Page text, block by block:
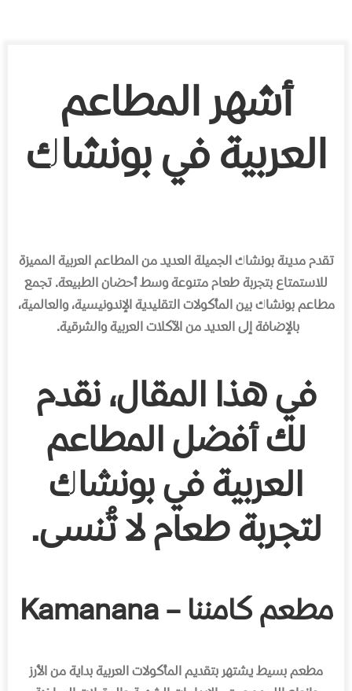
أشهر المطاعم
العربية في بونشاك
تقدم مدينة بونشاك الجميلة العديد من المطاعم العربية المميزة
للاستمتاع بتجربة طعام متنوعة وسط أحضان الطبيعة. تجمع
مطاعم بونشاك بين المأكولات التقليدية الإندونيسية، والعالمية،
بالإضافة إلى العديد من الآكلات العربية والشرقية.
في هذا المقال، نقدم
لك أفضل المطاعم
العربية في بونشاك
لتجربة طعام لا تُنسى.
مطعم كامننا – Kamanana
مطعم بسيط يشتهر بتقديم المأكولات العربية بداية من الأرز